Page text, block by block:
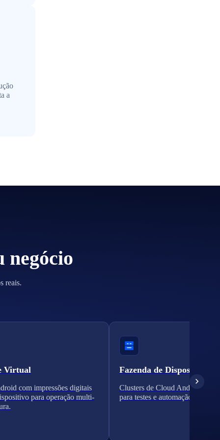
a
negócio
reais.
Virtual
com impressões digitais
para operação multi-
Fazenda de Dispositivos
Clusters de Cloud Android
para testes e automação.